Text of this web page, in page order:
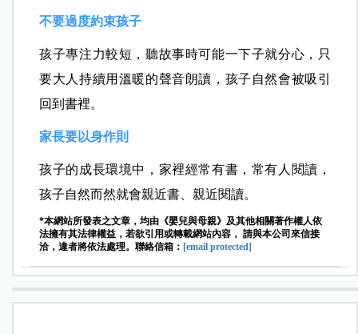
不要過度約束孩子
孩子專注力較短，聽故事時可能一下子就分心，只
要大人持續用溫暖的聲音朗讀，孩子自然會被吸引
回到書裡。
家長要以身作則
孩子的成長環境中，家裡經常有書，常有人閱讀，
孩子自然而然就會親近書、親近閱讀。
*本網站所發表之文章，均由《嬰兒與母親》及其他相關著作權人依
法擁有其法律權益，若欲引用或轉載網站內容， 請與本公司來信接
洽，違者將依法處理。聯絡信箱： [email protected]